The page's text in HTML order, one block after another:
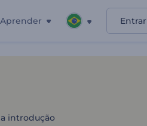
Aprender Entrar
e Viagens
introdução